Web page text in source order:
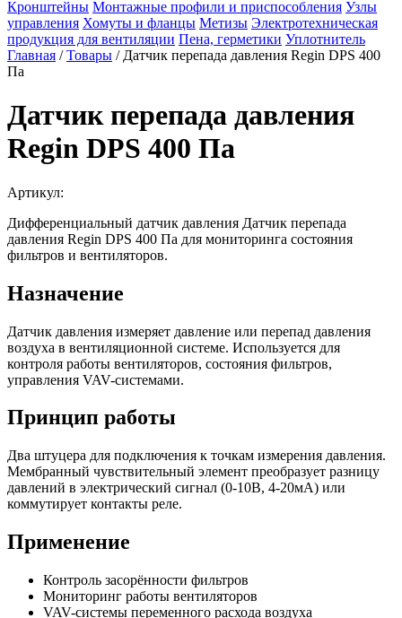
Кронштейны Монтажные профили и приспособления Узлы
управления Хомуты и фланцы Метизы Электротехническая
продукция для вентиляции Пена, герметики Уплотнитель
Главная /Товары / Датчик перепада давления Regin DPS 400
Па
Датчик перепада давления
Regin DPS 400 Па
Артикул:
Дифференциальный датчик давления Датчик перепада
давления Regin DPS 400 Па для мониторинга состояния
фильтров и вентиляторов.
Назначение
Датчик давления измеряет давление или перепад давления
воздуха в вентиляционной системе. Используется для
контроля работы вентиляторов, состояния фильтров,
управления VAV-системами.
Принцип работы
Два штуцера для подключения к точкам измерения давления.
Мембранный чувствительный элемент преобразует разницу
давлений в электрический сигнал (0-10В, 4-20мА) или
коммутирует контакты реле.
Применение
Контроль засорённости фильтров
Мониторинг работы вентиляторов
VAV-системы переменного расхода воздуха